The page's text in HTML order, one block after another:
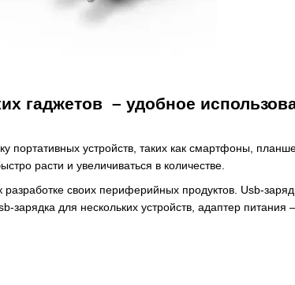
гаджетов – удобное
портативных устройств, таких как смартфоны,
расти и увеличиваться в количестве.
своих периферийных продуктов. Usb-
для нескольких устройств, адаптер питания